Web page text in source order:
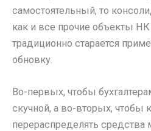
самостоятельный, то
как и все прочие объекты
традиционно старается
обновку.
Во-первых, чтобы
скучной, а во-вторых, чтобы
перераспределять